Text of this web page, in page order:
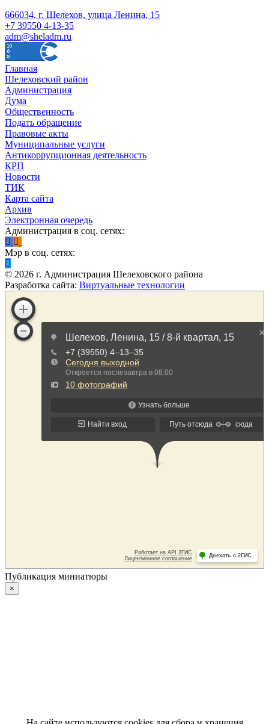
666034, г. Шелехов, улица Ленина, 15
+7 39550 4-13-35
adm@sheladm.ru
Главная
Шелеховский район
Администрация
Дума
Общественность
Подать обращение
Правовые акты
Муниципальные услуги
Антикоррупционная деятельность
КРП
Новости
ТИК
Карта сайта
Архив
Электронная очередь
Администрация в соц. сетях:
Мэр в соц. сетях:
© 2026 г. Администрация Шелеховского района
Разработка сайта: Виртуальные технологии
Публикация миниатюры
×